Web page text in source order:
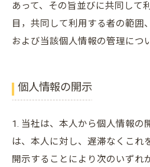
あって、その旨並びに共同して
目，共同して利用する者の範囲
および当該個人情報の管理につ
個人情報の開示
1. 当社は、本人から個人情報の
は、本人に対し、遅滞なくこれ
開示することにより次のいずれ